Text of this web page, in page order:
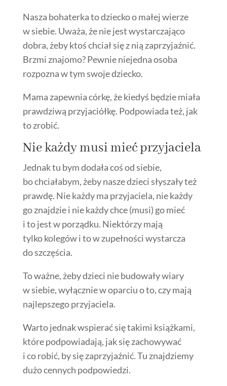
Nasza bohaterka to dziecko o małej wierze
w siebie. Uważa, że nie jest wystarczająco
dobra, żeby ktoś chciał się z nią zaprzyjaźnić.
Brzmi znajomo? Pewnie niejedna osoba
rozpozna w tym swoje dziecko.
Mama zapewnia córkę, że kiedyś będzie miała
prawdziwą przyjaciółkę. Podpowiada też, jak
to zrobić.
Nie każdy musi mieć przyjaciela
Jednak tu bym dodała coś od siebie,
bo chciałabym, żeby nasze dzieci słyszały też
prawdę. Nie każdy ma przyjaciela, nie każdy
go znajdzie i nie każdy chce (musi) go mieć
i to jest w porządku. Niektórzy mają
tylko kolegów i to w zupełności wystarcza
do szczęścia.
To ważne, żeby dzieci nie budowały wiary
w siebie, wyłącznie w oparciu o to, czy mają
najlepszego przyjaciela.
Warto jednak wspierać się takimi książkami,
które podpowiadają, jak się zachowywać
i co robić, by się zaprzyjaźnić. Tu znajdziemy
dużo cennych podpowiedzi.